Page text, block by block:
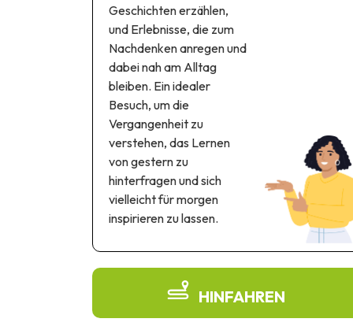
Geschichten erzählen,
und Erlebnisse, die zum
Nachdenken anregen und
dabei nah am Alltag
bleiben. Ein idealer
Besuch, um die
Vergangenheit zu
verstehen, das Lernen
von gestern zu
hinterfragen und sich
vielleicht für morgen
inspirieren zu lassen.
HINFAHREN